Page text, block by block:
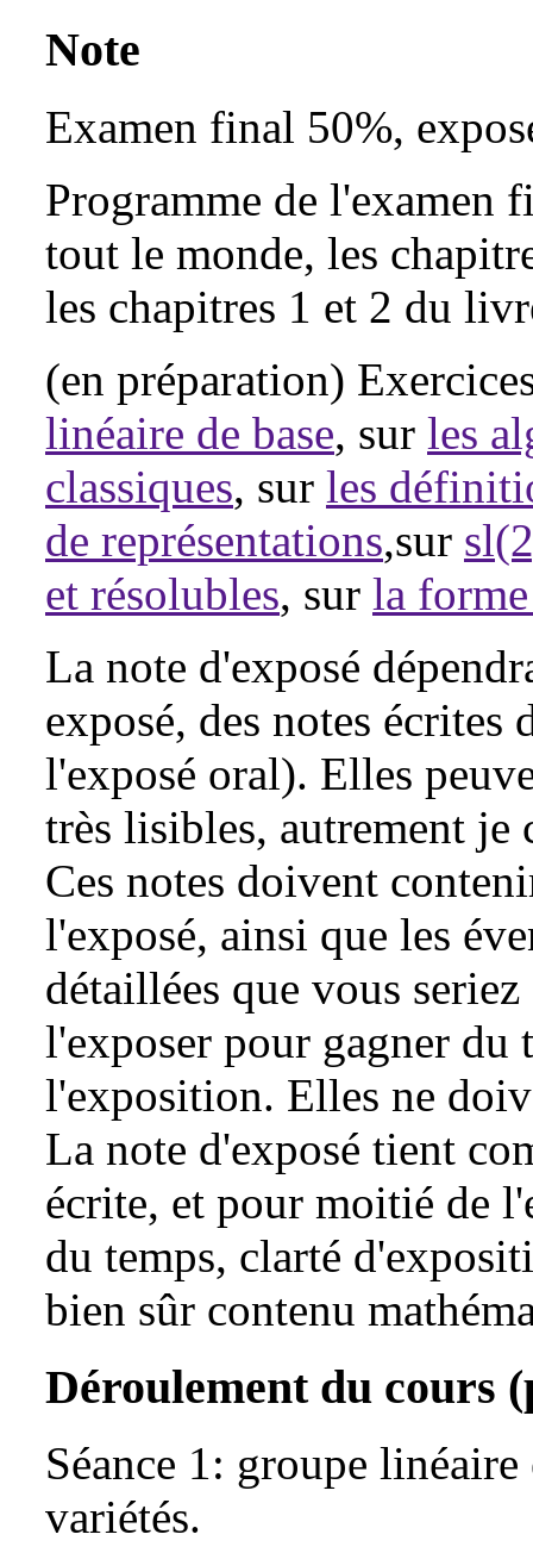
Note
Examen final 50%,
Programme de l'examen
tout le monde, les
les chapitres 1 et 2 du
(en préparation)
linéaire de base, sur les
classiques, sur les
de représentations,sur
et résolubles, sur la
La note d'exposé
exposé, des notes écrites
l'exposé oral). Elles
très lisibles, autrement je
Ces notes doivent
l'exposé, ainsi que les
détaillées que vous
l'exposer pour gagner du
l'exposition. Elles ne
La note d'exposé tient
écrite, et pour moitié de
du temps, clarté
bien sûr contenu
Déroulement du cours
Séance 1: groupe
variétés.